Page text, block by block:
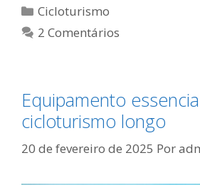
Categorias
Cicloturismo
2 Comentários
Equipamento
cicloturismo longo
20 de fevereiro de 2025 Por